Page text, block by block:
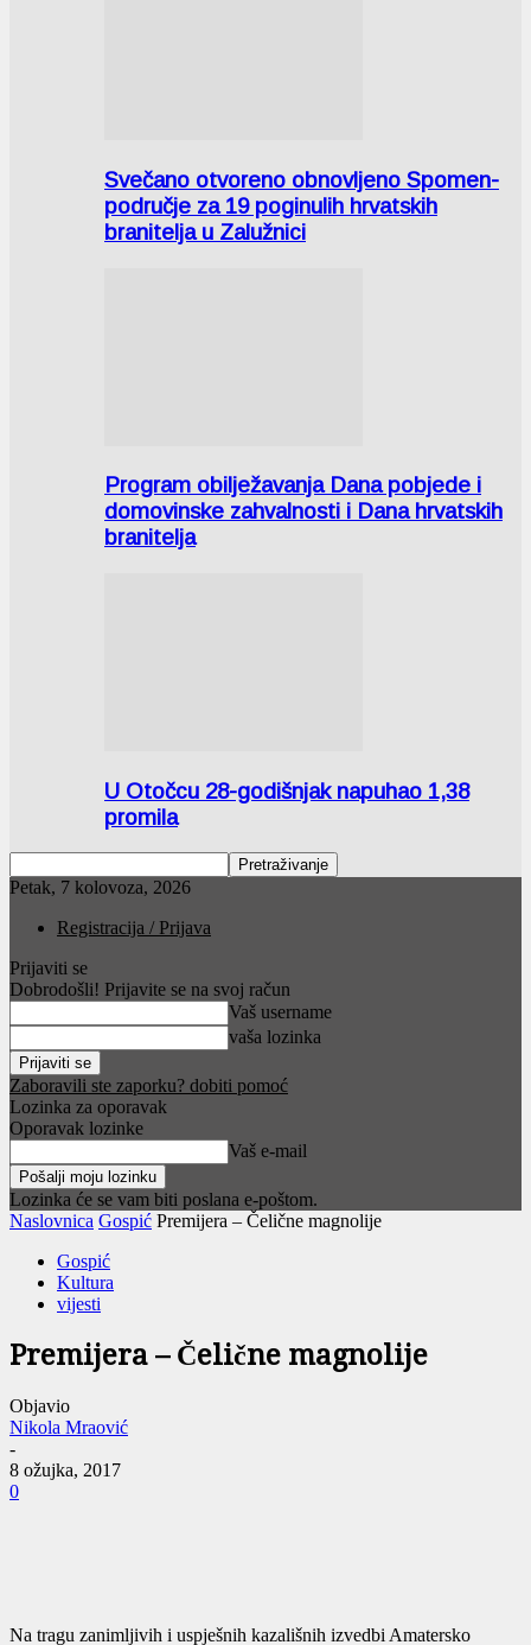
Svečano otvoreno obnovljeno Spomen-
područje za 19 poginulih hrvatskih
branitelja u Zalužnici
Program obilježavanja Dana pobjede i
domovinske zahvalnosti i Dana hrvatskih
branitelja
U Otočcu 28-godišnjak napuhao 1,38
promila
Petak, 7 kolovoza, 2026
Registracija / Prijava
Prijaviti se
Dobrodošli! Prijavite se na svoj račun
Vaš username
vaša lozinka
Zaboravili ste zaporku? dobiti pomoć
Lozinka za oporavak
Oporavak lozinke
Vaš e-mail
Lozinka će se vam biti poslana e-poštom.
Naslovnica Gospić Premijera – Čelične magnolije
Gospić
Kultura
vijesti
Premijera – Čelične magnolije
Objavio
Nikola Mraović
-
8 ožujka, 2017
0
Na tragu zanimljivih i uspješnih kazališnih izvedbi Amatersko